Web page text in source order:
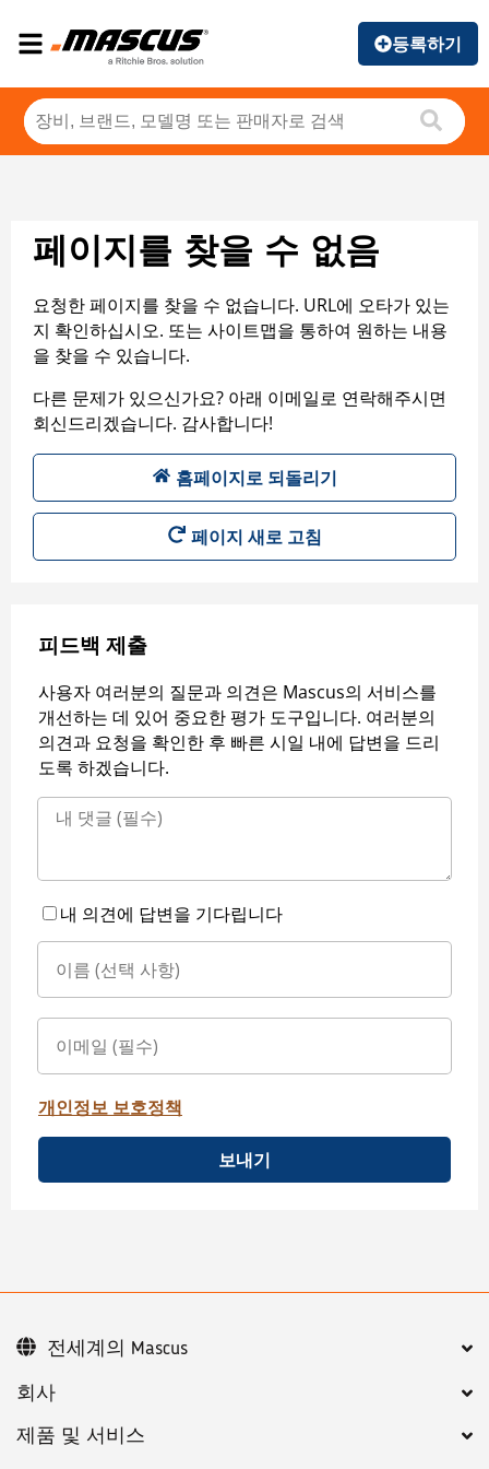
등록하기
페이지를 찾을 수 없음
요청한 페이지를 찾을 수 없습니다. URL에 오타가 있는
지 확인하십시오. 또는 사이트맵을 통하여 원하는 내용
을 찾을 수 있습니다.
다른 문제가 있으신가요? 아래 이메일로 연락해주시면
회신드리겠습니다. 감사합니다!
홈페이지로 되돌리기
페이지 새로 고침
피드백 제출
사용자 여러분의 질문과 의견은 Mascus의 서비스를
개선하는 데 있어 중요한 평가 도구입니다. 여러분의
의견과 요청을 확인한 후 빠른 시일 내에 답변을 드리
도록 하겠습니다.
내 의견에 답변을 기다립니다
개인정보 보호정책
보내기
회사
제품 및 서비스
전세계의 Mascus